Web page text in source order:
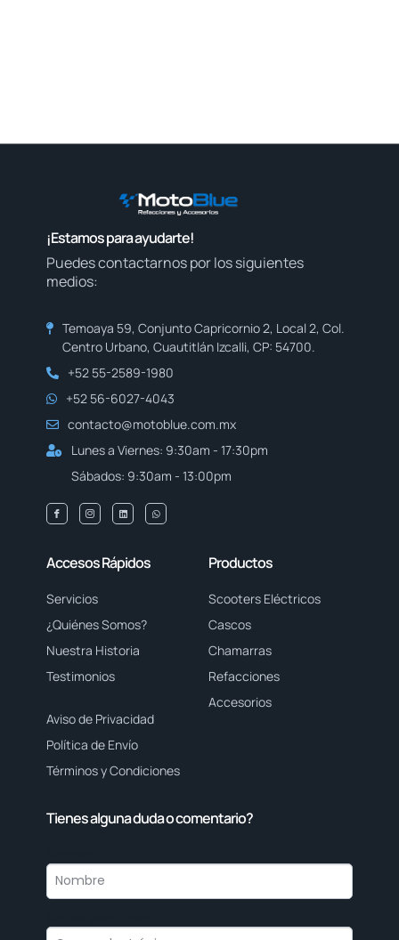
¡Estamos para ayudarte!
Puedes contactarnos por los siguientes
medios:
Temoaya 59, Conjunto Capricornio 2, Local 2, Col.
Centro Urbano, Cuautitlán Izcalli, CP: 54700.
+52 55-2589-1980
+52 56-6027-4043
contacto@motoblue.com.mx
Lunes a Viernes: 9:30am - 17:30pm
Sábados: 9:30am - 13:00pm
Accesos Rápidos
Servicios
¿Quiénes Somos?
Nuestra Historia
Testimonios
Aviso de Privacidad
Política de Envío
Términos y Condiciones
Productos
Scooters Eléctricos
Cascos
Chamarras
Refacciones
Accesorios
Tienes alguna duda o comentario?